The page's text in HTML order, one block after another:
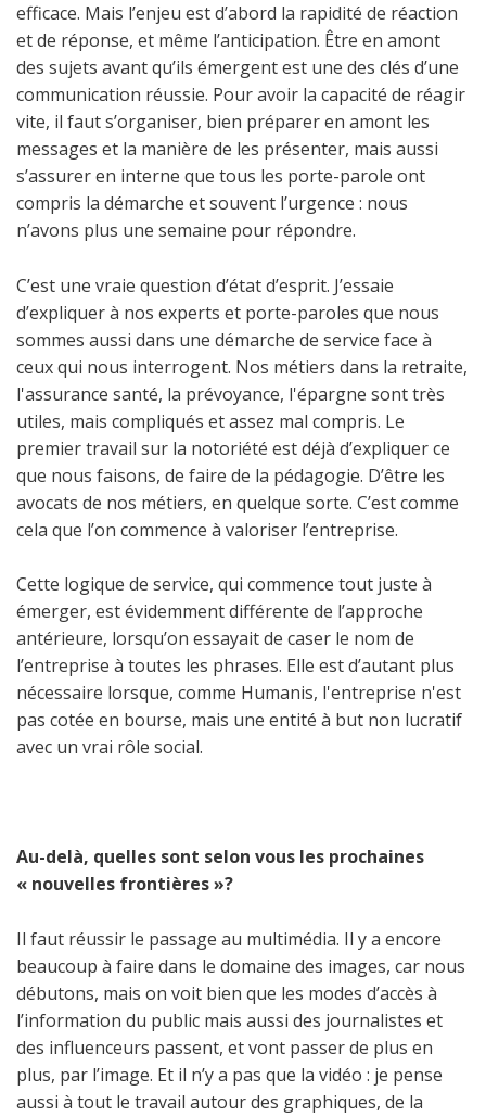
efficace. Mais l’enjeu est d’abord la rapidité de réaction
et de réponse, et même l’anticipation. Être en amont
des sujets avant qu’ils émergent est une des clés d’une
communication réussie. Pour avoir la capacité de réagir
vite, il faut s’organiser, bien préparer en amont les
messages et la manière de les présenter, mais aussi
s’assurer en interne que tous les porte-parole ont
compris la démarche et souvent l’urgence : nous
n’avons plus une semaine pour répondre.
C’est une vraie question d’état d’esprit. J’essaie
d’expliquer à nos experts et porte-paroles que nous
sommes aussi dans une démarche de service face à
ceux qui nous interrogent. Nos métiers dans la retraite,
l'assurance santé, la prévoyance, l'épargne sont très
utiles, mais compliqués et assez mal compris. Le
premier travail sur la notoriété est déjà d’expliquer ce
que nous faisons, de faire de la pédagogie. D’être les
avocats de nos métiers, en quelque sorte. C’est comme
cela que l’on commence à valoriser l’entreprise.
Cette logique de service, qui commence tout juste à
émerger, est évidemment différente de l’approche
antérieure, lorsqu’on essayait de caser le nom de
l’entreprise à toutes les phrases. Elle est d’autant plus
nécessaire lorsque, comme Humanis, l'entreprise n'est
pas cotée en bourse, mais une entité à but non lucratif
avec un vrai rôle social.
Au-delà, quelles sont selon vous les prochaines
« nouvelles frontières »?
Il faut réussir le passage au multimédia. Il y a encore
beaucoup à faire dans le domaine des images, car nous
débutons, mais on voit bien que les modes d’accès à
l’information du public mais aussi des journalistes et
des influenceurs passent, et vont passer de plus en
plus, par l’image. Et il n’y a pas que la vidéo : je pense
aussi à tout le travail autour des graphiques, de la